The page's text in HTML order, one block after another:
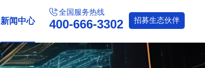
全国服务热线
400-666-3302 招募生态伙伴
新闻中心